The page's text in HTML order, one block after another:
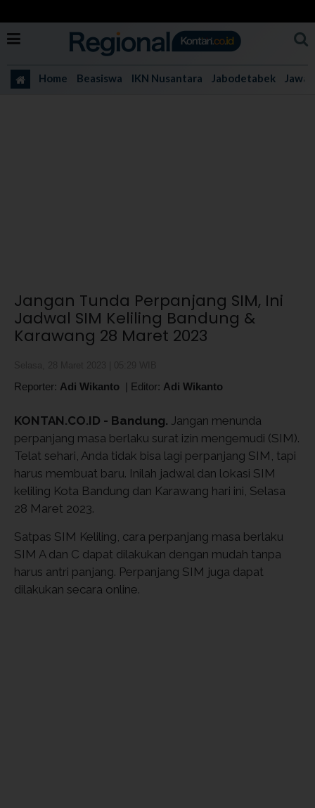
Home Beasiswa IKN Nusantara Jabodetabek Jawa
Jangan Tunda Perpanjang SIM, Ini
Jadwal SIM Keliling Bandung &
Karawang 28 Maret 2023
Reporter: Adi Wikanto | Editor: Adi Wikanto
KONTAN.CO.ID - Bandung. Jangan menunda
perpanjang masa berlaku surat izin mengemudi (SIM).
Telat sehari, Anda tidak bisa lagi perpanjang SIM, tapi
harus membuat baru. Inilah jadwal dan lokasi SIM
keliling Kota Bandung dan Karawang hari ini, Selasa
28 Maret 2023.
Satpas SIM Keliling, cara perpanjang masa berlaku
SIM A dan C dapat dilakukan dengan mudah tanpa
harus antri panjang. Perpanjang SIM juga dapat
dilakukan secara online.